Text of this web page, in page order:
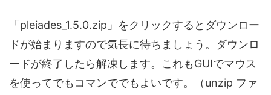
「pleiades_1.5.0.zip」をクリックするとダウンロー
ドが始まりますので気長に待ちましょう。ダウンロ
ードが終了したら解凍します。これもGUIでマウス
を使ってでもコマンででもよいです。（unzip ファ